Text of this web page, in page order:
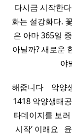
다시금 시작한
화는 설강화다.
은 아마 365일
아닐까? 새로운
야
해줍니다 ​ ​ ​ 악양
1418 악양생태
타데이지를 보
시작’ 이래요